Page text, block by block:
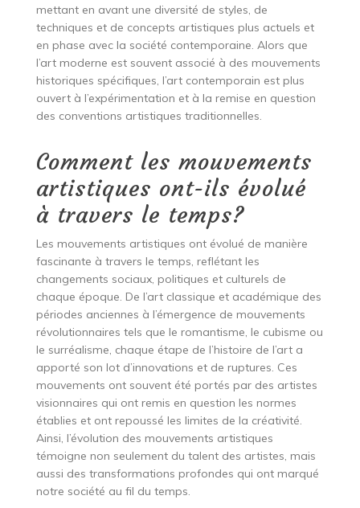
mettant en avant une diversité de styles, de
techniques et de concepts artistiques plus actuels et
en phase avec la société contemporaine. Alors que
l’art moderne est souvent associé à des mouvements
historiques spécifiques, l’art contemporain est plus
ouvert à l’expérimentation et à la remise en question
des conventions artistiques traditionnelles.
Comment les mouvements
artistiques ont-ils évolué
à travers le temps?
Les mouvements artistiques ont évolué de manière
fascinante à travers le temps, reflétant les
changements sociaux, politiques et culturels de
chaque époque. De l’art classique et académique des
périodes anciennes à l’émergence de mouvements
révolutionnaires tels que le romantisme, le cubisme ou
le surréalisme, chaque étape de l’histoire de l’art a
apporté son lot d’innovations et de ruptures. Ces
mouvements ont souvent été portés par des artistes
visionnaires qui ont remis en question les normes
établies et ont repoussé les limites de la créativité.
Ainsi, l’évolution des mouvements artistiques
témoigne non seulement du talent des artistes, mais
aussi des transformations profondes qui ont marqué
notre société au fil du temps.